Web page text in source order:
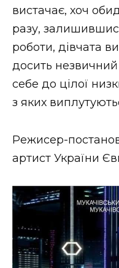
вистачає, хоч
разу,
роботи, дівчата
досить
себе до цілої
з яких
Режисер-
артист України